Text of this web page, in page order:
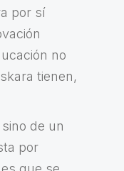
por sí
no
tienen,
de un
por